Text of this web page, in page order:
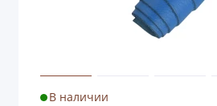
В наличии